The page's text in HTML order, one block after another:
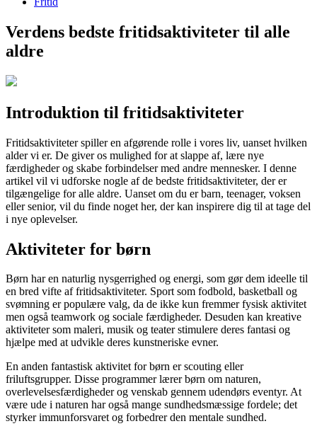
Verdens bedste fritidsaktiviteter til alle
aldre
Introduktion til fritidsaktiviteter
Fritidsaktiviteter spiller en afgørende rolle i vores liv, uanset hvilken
alder vi er. De giver os mulighed for at slappe af, lære nye
færdigheder og skabe forbindelser med andre mennesker. I denne
artikel vil vi udforske nogle af de bedste fritidsaktiviteter, der er
tilgængelige for alle aldre. Uanset om du er barn, teenager, voksen
eller senior, vil du finde noget her, der kan inspirere dig til at tage del
i nye oplevelser.
Aktiviteter for børn
Børn har en naturlig nysgerrighed og energi, som gør dem ideelle til
en bred vifte af fritidsaktiviteter. Sport som fodbold, basketball og
svømning er populære valg, da de ikke kun fremmer fysisk aktivitet
men også teamwork og sociale færdigheder. Desuden kan kreative
aktiviteter som maleri, musik og teater stimulere deres fantasi og
hjælpe med at udvikle deres kunstneriske evner.
En anden fantastisk aktivitet for børn er scouting eller
friluftsgrupper. Disse programmer lærer børn om naturen,
overlevelsesfærdigheder og venskab gennem udendørs eventyr. At
være ude i naturen har også mange sundhedsmæssige fordele; det
styrker immunforsvaret og forbedrer den mentale sundhed.